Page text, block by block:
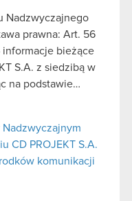
Nadzwyczajnego
prawna: Art. 56
informacje bieżące
S.A. z siedzibą w
na podstawie…
Nadzwyczajnym
CD PROJEKT S.A.
komunikacji